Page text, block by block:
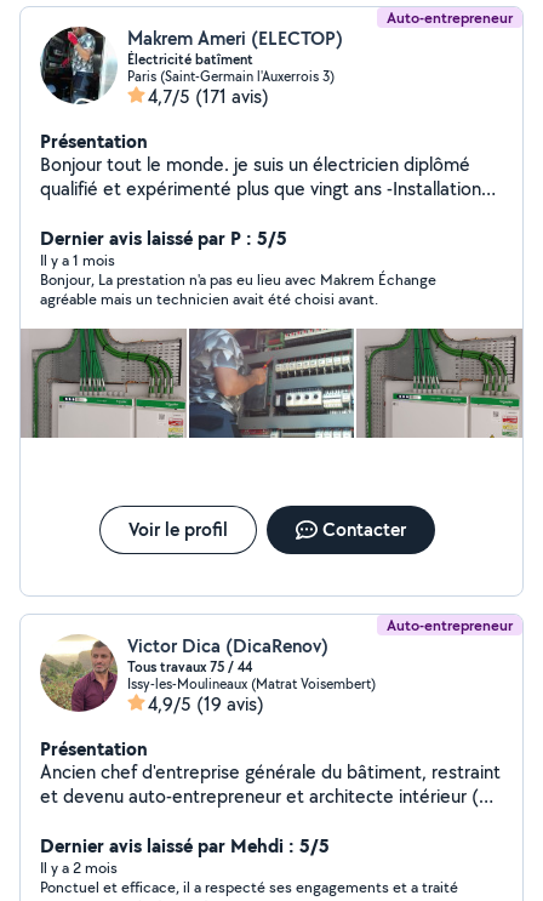
Auto-entrepreneur
Makrem Ameri (ELECTOP)
Électricité batîment
Paris (Saint-Germain l'Auxerrois 3)
4,7/5 (171 avis)
Présentation
Bonjour tout le monde. je suis un électricien diplômé
qualifié et expérimenté plus que vingt ans -Installations
éclairages, VMC. -poser des thermostats connectés.. -
Dépannage tous les pannes électriques -branchement
des luminaires, des plaques ,chouffeaux électriques.. -
Bricolage Contactez moi:06-51-74-29-44
Dernier avis laissé par P : 5/5
Il y a 1 mois
Bonjour, La prestation n'a pas eu lieu avec Makrem Échange
agréable mais un technicien avait été choisi avant.
Voir le profil Contacter
Auto-entrepreneur
Victor Dica (DicaRenov)
Tous travaux 75 / 44
Issy-les-Moulineaux (Matrat Voisembert)
4,9/5 (19 avis)
Présentation
Ancien chef d'entreprise générale du bâtiment, restraint
et devenu auto-entrepreneur et architecte intérieur (
Spéciale d'Architecture Paris), propose ses services de
rénovation générale et conception des espaces SDB
cuisine, changement de d'architecture intérieure par la
Dernier avis laissé par Mehdi : 5/5
Il y a 2 mois
Ponctuel et efficace, il a respecté ses engagements et a traité